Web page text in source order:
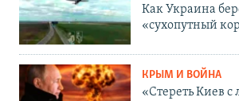
Как Украина
«сухопутный
КРЫМ И ВОЙНА
«Стереть Киев с